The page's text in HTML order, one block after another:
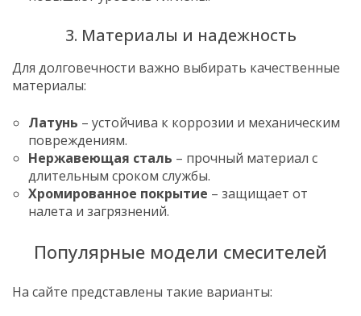
3. Материалы и надежность
Для долговечности важно выбирать качественные
материалы:
Латунь – устойчива к коррозии и механическим
повреждениям.
Нержавеющая сталь – прочный материал с
длительным сроком службы.
Хромированное покрытие – защищает от
налета и загрязнений.
Популярные модели смесителей
На сайте представлены такие варианты: